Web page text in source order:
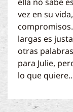
vez en su
largas es
otras
para Julie,
lo que